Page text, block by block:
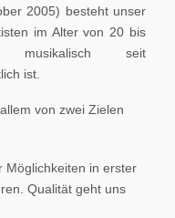
2005) besteht unser
im Alter von 20 bis
seit
ist.
von zwei Zielen
Möglichkeiten in erster
Qualität geht uns